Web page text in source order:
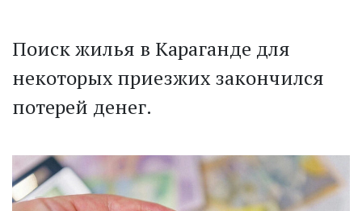
Поиск жилья в Караганде для
некоторых приезжих закончился
потерей денег.